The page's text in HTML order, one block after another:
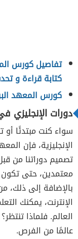
تفاصيل كورس
كتابة قراءة و
كورس المعهد
دورات الإنجليزي
سواء كنت مبتدئًا
الإنجليزية، فإن
تصميم دوراتنا من
معتمدين، حتى تكون
بالإضافة إلى ذلك،
الإنترنت، يمكنك
العالم. فلماذا
عالمًا من الفرص.